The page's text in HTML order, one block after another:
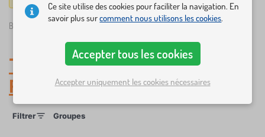
Banaby.fr Thomas the Tank Engine & Friends
Thomas the Tank Engine &
Friends
Filtrer Groupes
Ce site utilise des cookies pour faciliter la navigation. En
savoir plus surcomment nous utilisons les cookies.
Accepter tous les cookies
Accepter uniquement les cookies nécessaires